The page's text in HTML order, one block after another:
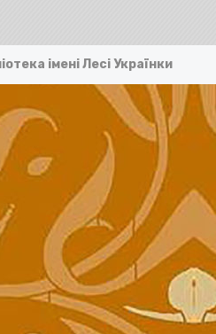
імені Лесі Українки